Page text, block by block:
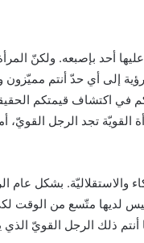
أحد بإصبعه. ولكنّ
إلى أي حدّ أنتم مميّزون
في اكتشاف قيمتكم
القويّة تجد الرجل القويّ،
والاستقلاليّة. بشكل عام
لديها متّسع من الوقت
ذلك الرجل القويّ الذي